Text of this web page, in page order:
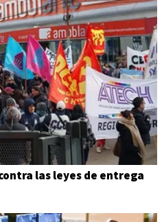
las leyes de entrega